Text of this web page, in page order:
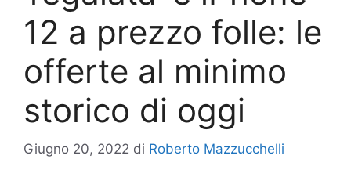
12 a prezzo folle: le
offerte al minimo
storico di oggi
Giugno 20, 2022 di Roberto Mazzucchelli